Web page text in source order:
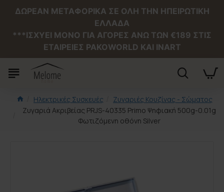
ΔΩΡΕΑΝ ΜΕΤΑΦΟΡΙΚΑ ΣΕ ΟΛΗ ΤΗΝ ΗΠΕΙΡΩΤΙΚΗ
ΕΛΛΑΔΑ
***ΙΣΧΥΕΙ MONO ΓΙΑ ΑΓΟΡΕΣ ΑΝΩ ΤΩΝ €189 ΣΤΙΣ
ΕΤΑΙΡΕΙΕΣ PAKOWORLD ΚΑΙ INART
Ηλεκτρικές Συσκευές
Ζυγαριές Κουζίνας - Σώματος
Ζυγαριά Ακριβείας PRJS-40335 Primo Ψηφιακή 500g-0.01g
Φωτιζόμενη οθόνη Silver